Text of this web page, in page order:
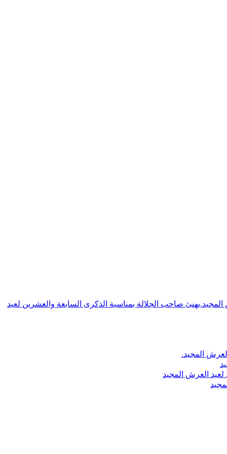
صاحب الجلالة بمناسبة الذكرى السابعة والعشرين لعيد
المجيد.
العرش المجيد